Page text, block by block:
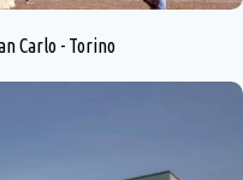
Carlo - Torino